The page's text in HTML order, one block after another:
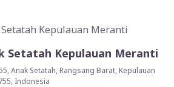
Setatah Kepulauan Meranti
Anak Setatah, Rangsang Barat, Kepulauan
Indonesia